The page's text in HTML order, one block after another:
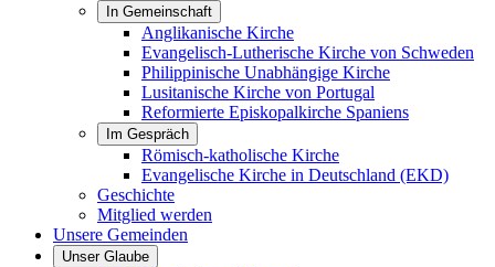
In Gemeinschaft
Anglikanische Kirche
Evangelisch-Lutherische Kirche von Schweden
Philippinische Unabhängige Kirche
Lusitanische Kirche von Portugal
Reformierte Episkopalkirche Spaniens
Im Gespräch
Römisch-katholische Kirche
Evangelische Kirche in Deutschland (EKD)
Geschichte
Mitglied werden
Unsere Gemeinden
Unser Glaube